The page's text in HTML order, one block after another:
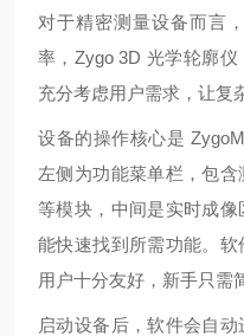
对于精密测量设备而言
率，Zygo 3D 光学轮廓
充分考虑用户需求，让复
设备的操作核心是
左侧为功能菜单栏，包
等模块，中间是实时成
能快速找到所需功能。
用户十分友好，新手只需
启动设备后，软件会自动